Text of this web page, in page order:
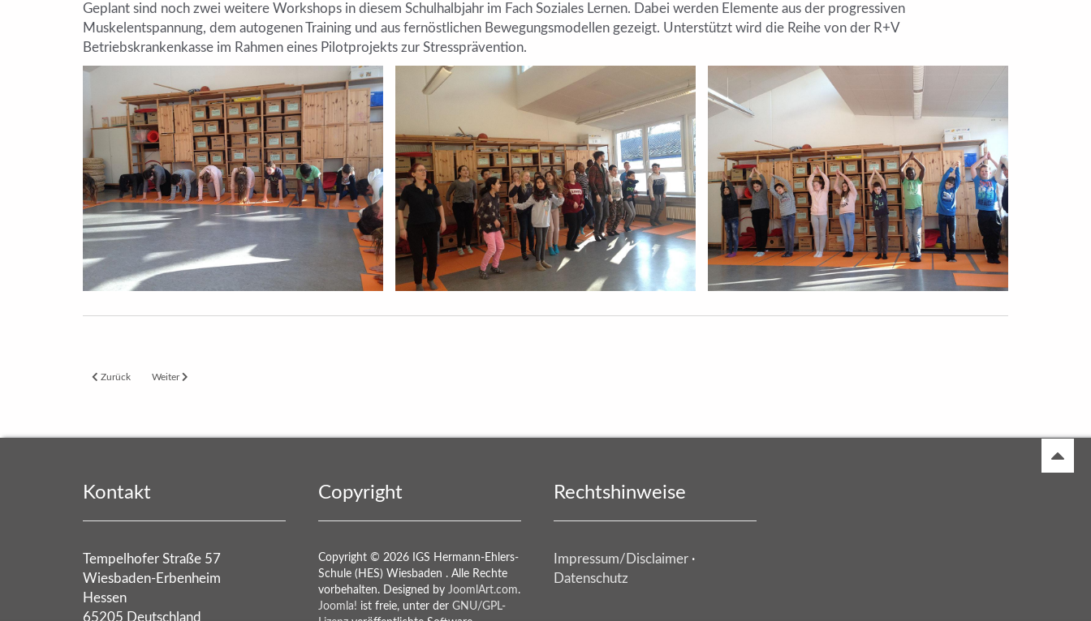
Geplant sind noch zwei weitere Workshops in diesem Schulhalbjahr im Fach Soziales Lernen. Dabei werden Elemente aus der progressiven
Muskelentspannung, dem autogenen Training und aus fernöstlichen Bewegungsmodellen gezeigt. Unterstützt wird die Reihe von der R+V
Betriebskrankenkasse im Rahmen eines Pilotprojekts zur Stressprävention.
Vorheriger Beitrag: Apfelsnack in der ILZ - besser lernen mit Obst
Zurück Nächster Beitrag: Hurra wir haben gewon­nen! Ein Geschenk für die Schul­küche der HES!
Weiter
Kontakt
Tempelhofer Straße 57
Wiesbaden-Erbenheim
Hessen
65205 Deutschland
Copyright
Copyright © 2026 IGS Hermann-Ehlers-
Schule (HES) Wiesbaden . Alle Rechte
vorbehalten. Designed by JoomlArt.com.
Joomla! ist freie, unter der GNU/GPL-
Rechtshinweise
Impressum/Disclaimer ·
Datenschutz